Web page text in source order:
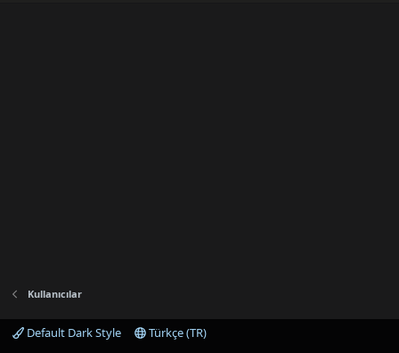
Kullanıcılar
Default Dark Style
Türkçe (TR)